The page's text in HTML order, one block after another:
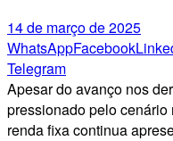
14 de março de 2025
WhatsAppFacebook
Telegram
Apesar do avanço nos
pressionado pelo
renda fixa continua